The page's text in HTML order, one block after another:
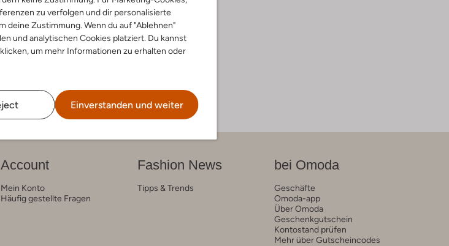
zu verfolgen und dir personalisierte
deine Zustimmung. Wenn du auf "Ablehnen"
und analytischen Cookies platziert. Du kannst
um mehr Informationen zu erhalten oder
Einverstanden und weiter
Account
Mein Konto
Häufig gestellte Fragen
Fashion News
Tipps & Trends
bei Omoda
Geschäfte
Omoda-app
Über Omoda
Geschenkgutschein
Kontostand prüfen
Mehr über Gutscheincodes